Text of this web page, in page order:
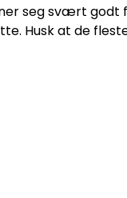
seg svært
Husk at de